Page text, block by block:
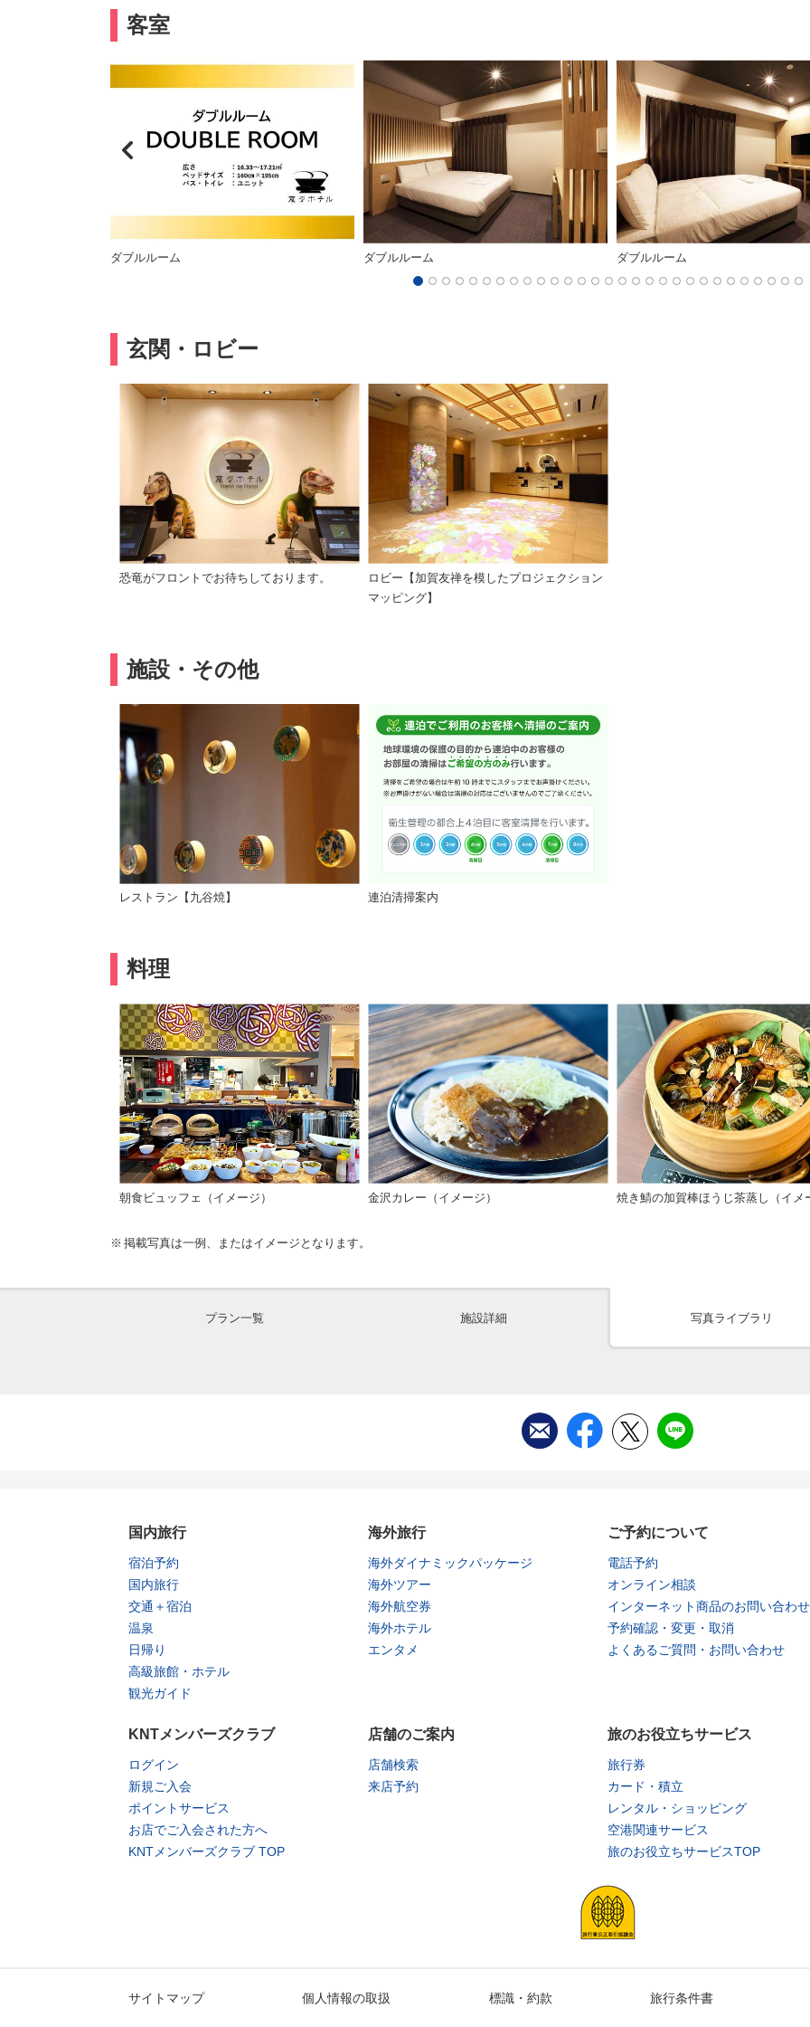
客室
ダブルルーム ダブルルーム ダブルルーム
玄関・ロビー
恐竜がフロントでお待ちしております。
ロビー【加賀友禅を模したプロジェクション
マッピング】
施設・その他
レストラン【九谷焼】 連泊清掃案内
料理
朝食ビュッフェ（イメージ） 金沢カレー（イメージ） 焼き鯖の加賀棒ほうじ茶蒸し（イメ
掲載写真は一例、またはイメージとなります。
プラン一覧 施設詳細 写真ライブラリ
国内旅行
宿泊予約
国内旅行
交通＋宿泊
温泉
日帰り
高級旅館・ホテル
観光ガイド
海外旅行
海外ダイナミックパッケージ
海外ツアー
海外航空券
海外ホテル
エンタメ
ご予約について
電話予約
オンライン相談
インターネット商品のお問い合わせ
予約確認・変更・取消
よくあるご質問・お問い合わせ
KNTメンバーズクラブ
ログイン
新規ご入会
ポイントサービス
お店でご入会された方へ
KNTメンバーズクラブ TOP
店舗のご案内
店舗検索
来店予約
旅のお役立ちサービス
旅行券
カード・積立
レンタル・ショッピング
空港関連サービス
旅のお役立ちサービスTOP
サイトマップ 個人情報の取扱 標識・約款 旅行条件書